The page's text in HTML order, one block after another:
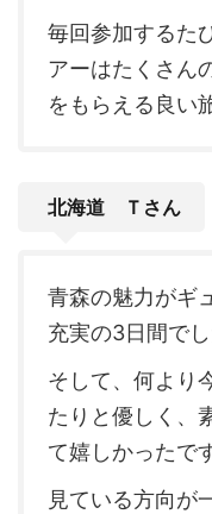
毎回参加するた
アーはたくさん
をもらえる良い
北海道 Ｔさん
青森の魅力がギ
充実の3日間でし
そして、何より
たりと優しく、
て嬉しかったで
見ている方向が